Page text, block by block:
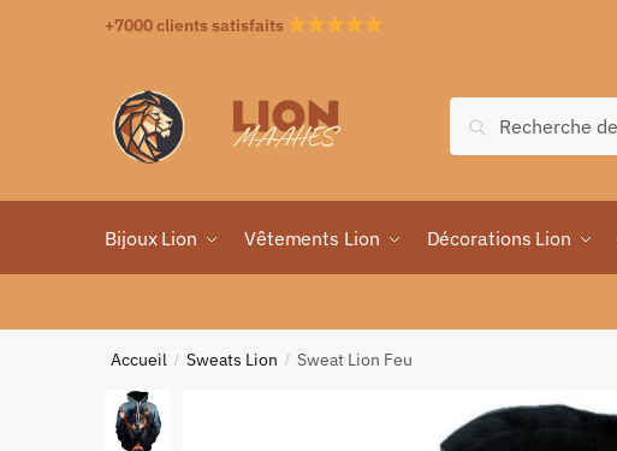
+7000 clients satisfaits
Recherche
Bijoux Lion Vêtements Lion Décorations Lion
Accueil / Sweats Lion / Sweat Lion Feu